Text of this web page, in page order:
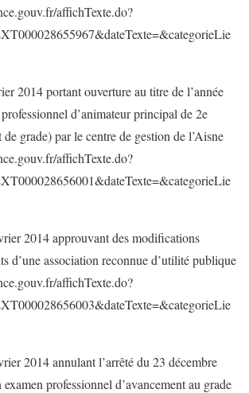
affichTexte.do?
2014 portant ouverture au titre de l’année
d’animateur principal de 2e
de grade) par le centre de gestion de l’Aisne
affichTexte.do?
2014 approuvant des modifications
d’une association reconnue d’utilité publique
affichTexte.do?
2014 annulant l’arrêté du 23 décembre
professionnel d’avancement au grade